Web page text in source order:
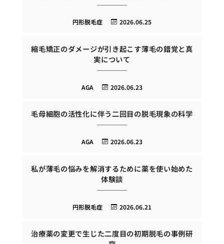
2026.06.25
円形脱毛症
縮毛矯正のダメージが引き起こす薄毛の錯覚と真
実について
2026.06.23
AGA
毛母細胞の活性化に伴う二回目の脱毛現象の科学
2026.06.23
AGA
私が薄毛の悩みを解消するために薬を使い始めた
体験談
2026.06.21
円形脱毛症
治療薬の変更で生じた二度目の初期脱毛の事例研